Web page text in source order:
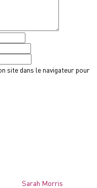
site dans le navigateur pour
Sarah Morris